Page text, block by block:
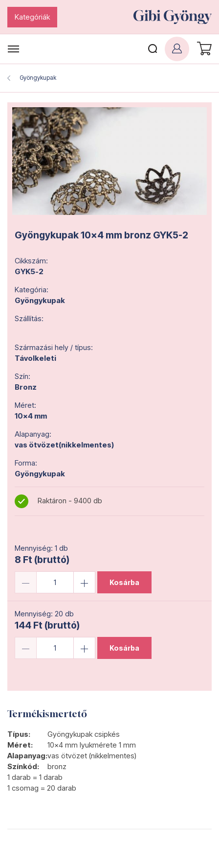
Kategóriák
Gyöngykupak
Gyöngykupak 10x4 mm bronz GYK5-2
Cikkszám:
GYK5-2
Kategória:
Gyöngykupak
Szállítás:
Származási hely / típus:
Távolkeleti
Szín:
Bronz
Méret:
10x4 mm
Alapanyag:
vas ötvözet(nikkelmentes)
Forma:
Gyöngykupak
Raktáron - 9400 db
Mennyiség: 1 db
8 Ft (bruttó)
Kosárba
Mennyiség: 20 db
144 Ft (bruttó)
Kosárba
Termékismertető
Típus:
Gyöngykupak csipkés
Méret:
10x4 mm lyukmérete 1 mm
Alapanyag:vas ötvözet (nikkelmentes)
Színkód:
bronz
1 darab = 1 darab
1 csomag = 20 darab